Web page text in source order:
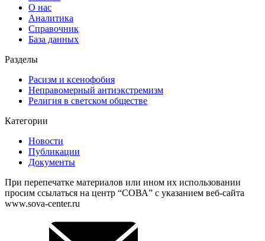
О нас
Аналитика
Справочник
База данных
Разделы
Расизм и ксенофобия
Неправомерный антиэкстремизм
Религия в светском обществе
Категории
Новости
Публикации
Документы
При перепечатке материалов или ином их использовании
просим ссылаться на центр “СОВА” с указанием веб-сайта
www.sova-center.ru